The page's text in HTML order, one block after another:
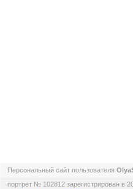
Персональный сайт пользователя
портрет № 102812 зарегистрирован в